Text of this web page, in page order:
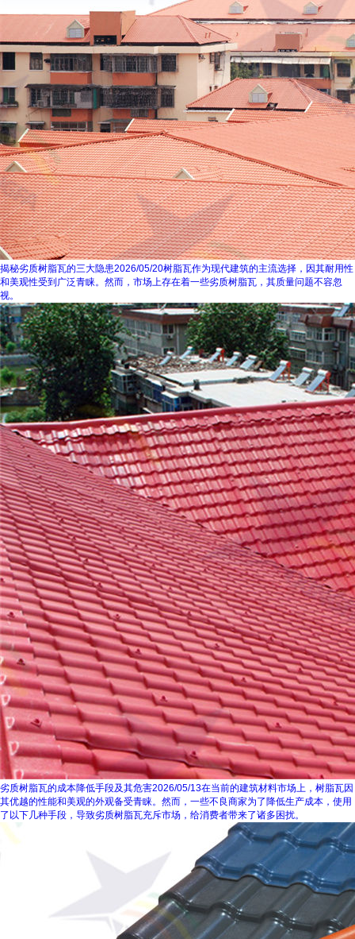
揭秘劣质树脂瓦的三大隐患2026/05/20树脂瓦作为现代建筑的主流选择，因其耐用性
和美观性受到广泛青睐。然而，市场上存在着一些劣质树脂瓦，其质量问题不容忽
视。
劣质树脂瓦的成本降低手段及其危害2026/05/13在当前的建筑材料市场上，树脂瓦因
其优越的性能和美观的外观备受青睐。然而，一些不良商家为了降低生产成本，使用
了以下几种手段，导致劣质树脂瓦充斥市场，给消费者带来了诸多困扰。